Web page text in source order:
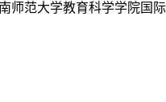
师范大学教育科学学院国